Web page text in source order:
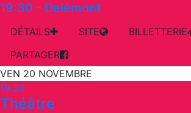
19:30 - Delémont
DÉTAILS SITE
BILLETTERIE
PARTAGER
VEN 20 NOVEMBRE
19:30
Théâtre